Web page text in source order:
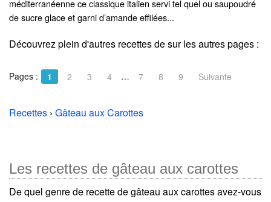
méditerranéenne ce classique italien servi tel quel ou saupoudré
de sucre glace et garni d’amande effilées...
Découvrez plein d'autres recettes desur les autres pages :
Pages : 1 2 3 4 … 7 8 9 Suivante
Recettes › Gâteau aux Carottes
Les recettes de gâteau aux carottes
De quel genre de recette de gâteau aux carottes avez-vous